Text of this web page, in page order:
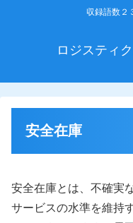
収録語数２
ロジスティ
安全在庫
安全在庫とは、不確実
サービスの水準を維持